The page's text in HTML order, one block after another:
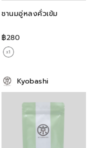
ชานมอู่หลงคั่วเข้ม
฿280
Kyobashi